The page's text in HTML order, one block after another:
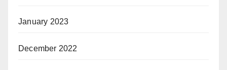
January 2023
December 2022